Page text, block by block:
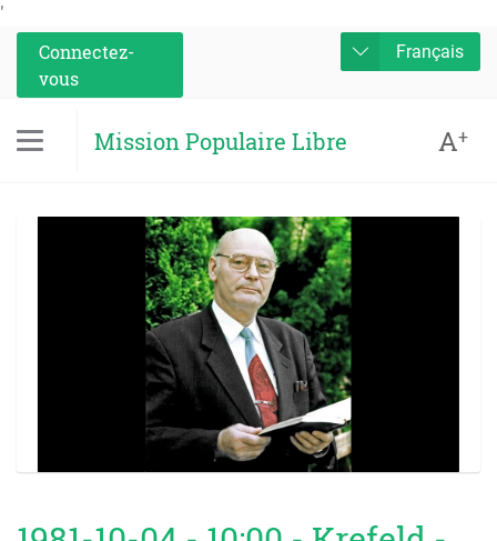
'
Connectez-
vous
Français
Mission Populaire Libre A+